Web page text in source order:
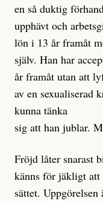
en så duktig
upphävt och
lön i 13 år framåt
själv. Han har
år framåt utan att
av en sexualiserad
kunna tänka
sig att han jublar.
Fröjd låter snarast
känns för jäkligt att
sättet.